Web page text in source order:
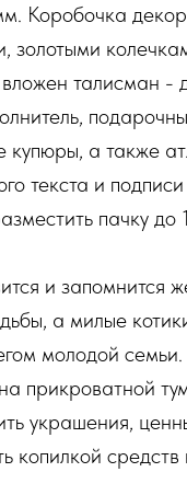
Коробочка
золотыми
талисман -
а также
текста и
пачку до
и запомнится
а милые
молодой
прикроватной
украшения,
копилкой средств